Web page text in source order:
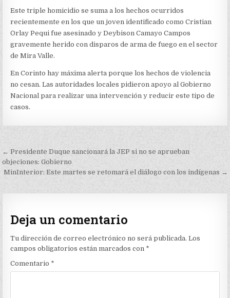
Este triple homicidio se suma a los hechos ocurridos
recientemente en los que un joven identificado como Cristian
Orlay Pequi fue asesinado y Deybison Camayo Campos
gravemente herido con disparos de arma de fuego en el sector
de Mira Valle.
En Corinto hay máxima alerta porque los hechos de violencia
no cesan. Las autoridades locales pidieron apoyo al Gobierno
Nacional para realizar una intervención y reducir este tipo de
casos.
Navegación
de
← Presidente Duque sancionará la JEP si no se aprueban
objeciones: Gobierno
MinInterior: Este martes se retomará el diálogo con los indígenas →
Deja un comentario
Tu dirección de correo electrónico no será publicada. Los
campos obligatorios están marcados con *
Comentario *